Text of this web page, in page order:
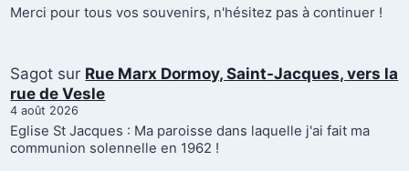
Merci pour tous vos souvenirs, n'hésitez pas à continuer !
Sagot sur Rue Marx Dormoy, Saint-Jacques, vers la
rue de Vesle
4 août 2026
Eglise St Jacques : Ma paroisse dans laquelle j'ai fait ma
communion solennelle en 1962 !